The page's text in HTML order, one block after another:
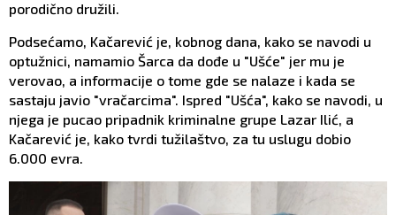
porodično družili.
Podsećamo, Kačarević je, kobnog dana, kako se navodi u
optužnici, namamio Šarca da dođe u "Ušće" jer mu je
verovao, a informacije o tome gde se nalaze i kada se
sastaju javio "vračarcima". Ispred "Ušća", kako se navodi, u
njega je pucao pripadnik kriminalne grupe Lazar Ilić, a
Kačarević je, kako tvrdi tužilaštvo, za tu uslugu dobio
6.000 evra.